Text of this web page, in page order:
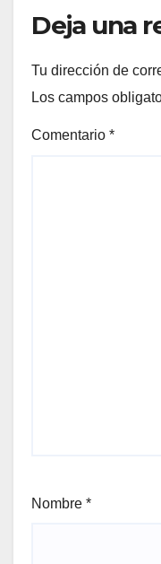
Deja una
Tu dirección de
Los campos
Comentario *
Nombre *